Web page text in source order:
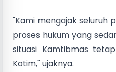
"Kami mengajak seluruh
proses hukum yang
situasi Kamtibmas
Kotim," ujaknya.